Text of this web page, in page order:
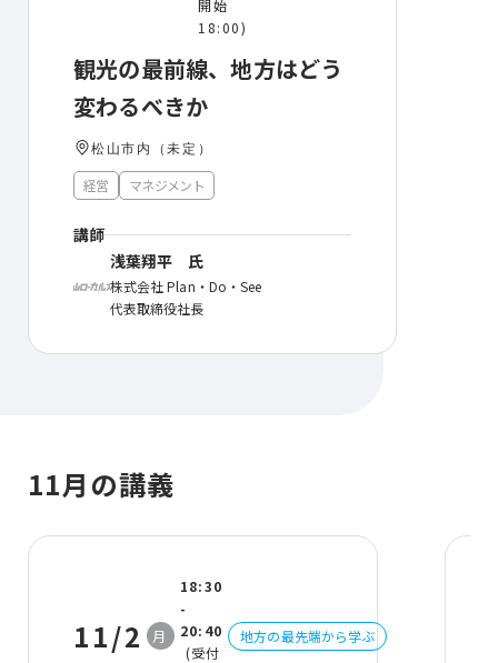
開始
18:00)
観光の最前線、地⽅はどう
変わるべきか
松山市内（未定）
経営 マネジメント
講師
浅葉翔平 氏
株式会社 Plan・Do・See
代表取締役社⻑
11月の講義
11/2 月
18:30
-
20:40
(受付
地方の最先端から学ぶ